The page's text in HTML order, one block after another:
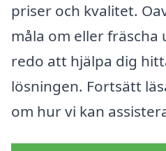
priser och kvalitet.
måla om eller
redo att hjälpa dig
lösningen. Fortsätt
om hur vi kan